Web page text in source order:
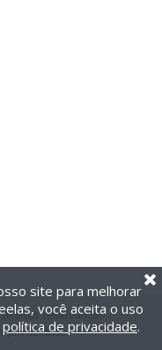
reservados.
privacidade
site para melhorar
você aceita o uso
política de privacidade.